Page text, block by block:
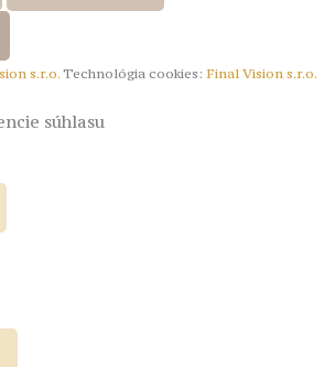
s.r.o. Technológia cookies: Final Vision s.r.o.
súhlasu